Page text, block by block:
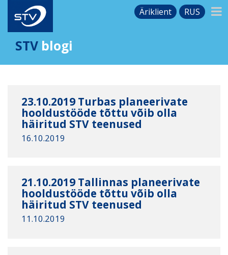
Äriklient RUS
STV blogi
23.10.2019 Turbas planeerivate
hooldustööde tõttu võib olla
häiritud STV teenused
16.10.2019
21.10.2019 Tallinnas planeerivate
hooldustööde tõttu võib olla
häiritud STV teenused
11.10.2019